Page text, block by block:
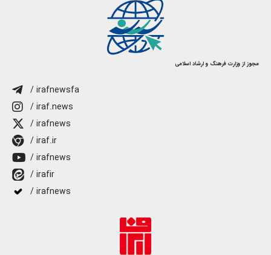
مجوز از وزارت فرهنگ و ارشاد اسلامی
/ irafnewsfa
/ iraf.news
/ irafnews
/ iraf.ir
/ irafnews
/ irafir
/ irafnews